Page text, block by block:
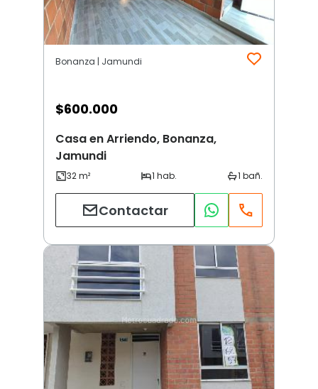
Bonanza | Jamundi
$600.000
Casa en Arriendo, Bonanza,
Jamundi
Contactar